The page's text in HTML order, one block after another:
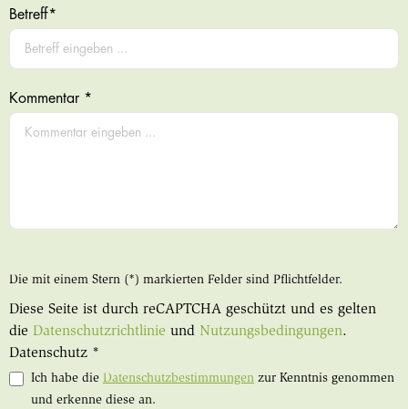
Betreff*
Kommentar *
Die mit einem Stern (*) markierten Felder sind Pflichtfelder.
Diese Seite ist durch reCAPTCHA geschützt und es gelten
die Datenschutzrichtlinie und Nutzungsbedingungen.
Datenschutz *
Ich habe die Datenschutzbestimmungenzur Kenntnis genommen
und erkenne diese an.